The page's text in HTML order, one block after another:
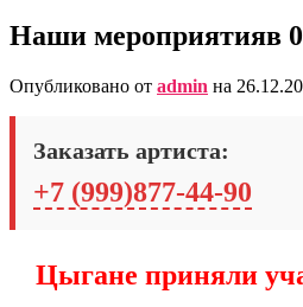
Наши мероприятияв
Опубликовано от admin на
Заказать артиста:
+7 (999)877-44-90
Цыгане приняли